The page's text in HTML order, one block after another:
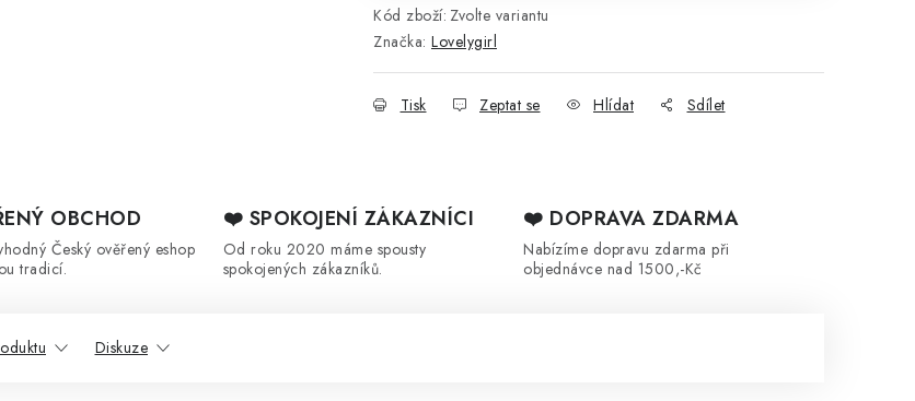
Kód zboží: Zvolte variantu
Značka: Lovelygirl
Tisk Zeptat se Hlídat Sdílet
OBCHOD
Český ověřený eshop
tradicí.
❤️ SPOKOJENÍ ZÁKAZNÍCI
Od roku 2020 máme spousty
spokojených zákazníků.
❤️ DOPRAVA ZDARMA
Nabízíme dopravu zdarma při
objednávce nad 1500,-Kč
Diskuze